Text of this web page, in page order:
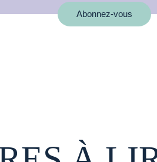
Abonnez-vous